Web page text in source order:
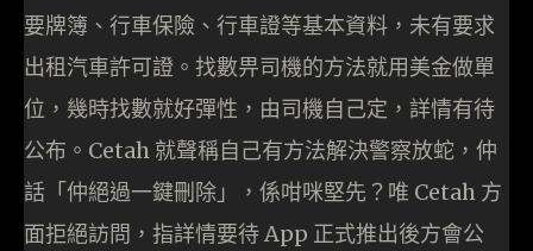
要牌簿、行車保險、行車證等基本資料，未有要求
出租汽車許可證。找數畀司機的方法就用美金做單
位，幾時找數就好彈性，由司機自己定，詳情有待
公布。Cetah 就聲稱自己有方法解決警察放蛇，仲
話「仲絕過一鍵刪除」，係咁咪堅先？唯 Cetah 方
面拒絕訪問，指詳情要待 App 正式推出後方會公